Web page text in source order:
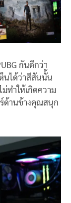
กันดีกว่า
ห็นได้ว่าสีสันนั้น
ทำให้เกิดความ
ด้านข้างคุณสนุก